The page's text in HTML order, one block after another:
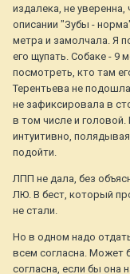
издалека, не
описании "Зубы -
метра и замолчала. Я
его щупать. Собаке - 9
посмотреть, кто там
Терентьева не
не зафиксировала в
в том числе и
интуитивно,
подойти.
ЛПП не дала, без
ЛЮ. В бест, который
не стали.
Но в одном надо
всем согласна. Может
согласна, если бы она